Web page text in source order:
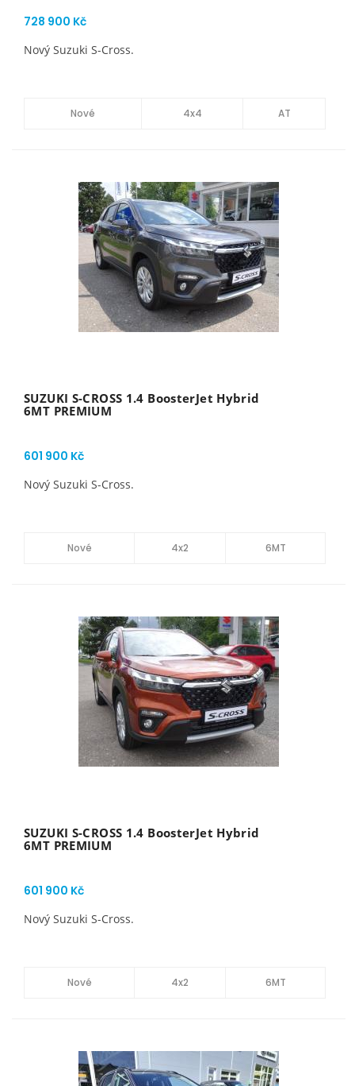
728 900 Kč
Nový Suzuki S-Cross.
Nové 4x4 AT
SUZUKI S-CROSS 1.4 BoosterJet Hybrid
6MT PREMIUM
601 900 Kč
Nový Suzuki S-Cross.
Nové 4x2 6MT
SUZUKI S-CROSS 1.4 BoosterJet Hybrid
6MT PREMIUM
601 900 Kč
Nový Suzuki S-Cross.
Nové 4x2 6MT